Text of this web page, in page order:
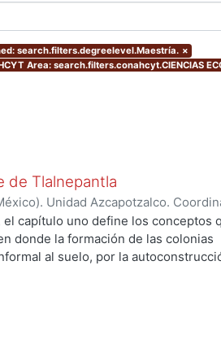
search.filters.degreelevel.Maestría. ×
Area: search.filters.conahcyt.CIENCIAS
de Tlalnepantla
Unidad Azcapotzalco.
) Ayala Cerritos, María Teresa
capítulo uno define los conceptos
donde la formación de las colonias
al suelo, por la